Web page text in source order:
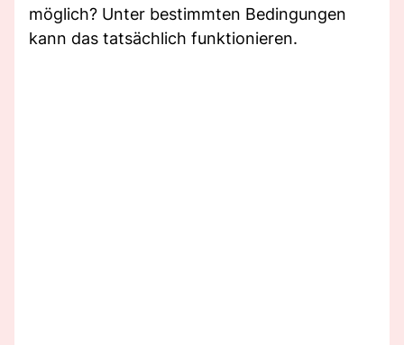
möglich? Unter bestimmten Bedingungen
kann das tatsächlich funktionieren.